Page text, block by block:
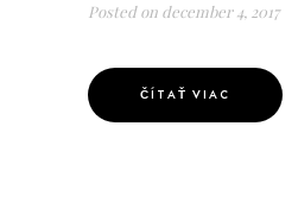
Posted on december 4, 2017
ČÍTAŤ VIAC